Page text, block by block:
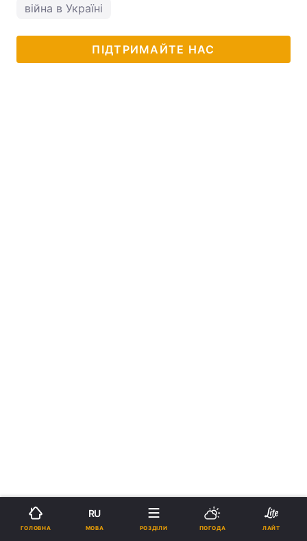
війна в Україні
ПІДТРИМАЙТЕ НАС
ГОЛОВНА
RU
МОВА РОЗДІЛИ ПОГОДА ЛАЙТ